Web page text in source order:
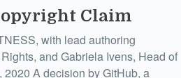
Claim
with lead authoring
and Gabriela Ivens, Head of
A decision by GitHub, a